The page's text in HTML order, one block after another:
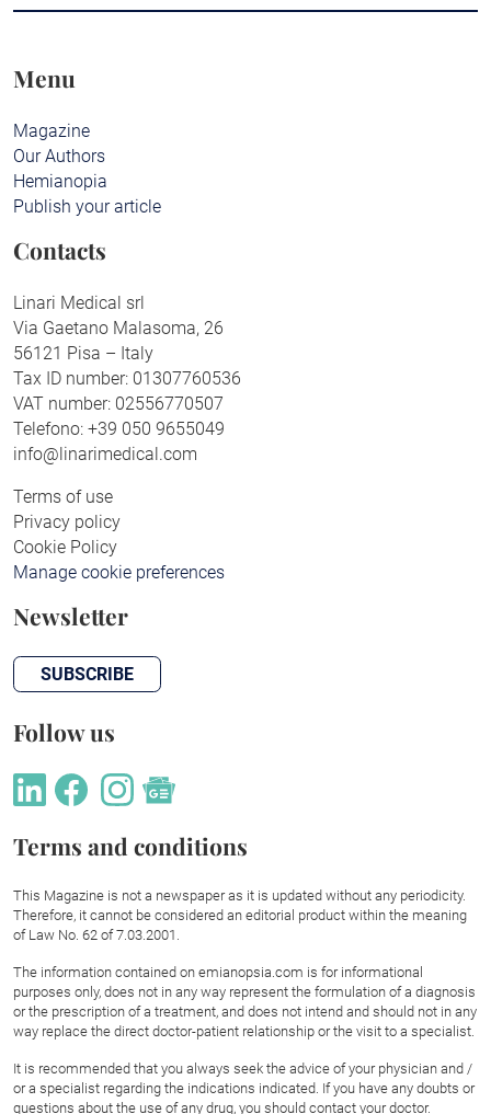
Menu
Magazine
Our Authors
Hemianopia
Publish your article
Contacts
Linari Medical srl
Via Gaetano Malasoma, 26
56121 Pisa – Italy
Tax ID number: 01307760536
VAT number: 02556770507
Telefono: +39 050 9655049
info@linarimedical.com
Terms of use
Privacy policy
Cookie Policy
Manage cookie preferences
Newsletter
SUBSCRIBE
Follow us
Terms and conditions
This Magazine is not a newspaper as it is updated without any periodicity.
Therefore, it cannot be considered an editorial product within the meaning
of Law No. 62 of 7.03.2001.
The information contained on emianopsia.com is for informational
purposes only, does not in any way represent the formulation of a diagnosis
or the prescription of a treatment, and does not intend and should not in any
way replace the direct doctor-patient relationship or the visit to a specialist.
It is recommended that you always seek the advice of your physician and /
or a specialist regarding the indications indicated. If you have any doubts or
questions about the use of any drug, you should contact your doctor.